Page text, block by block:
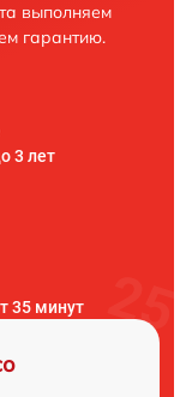
выполняем
гарантию.
3 лет
35 минут